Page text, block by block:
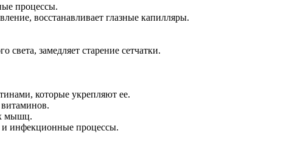
процессы.
восстанавливает глазные капилляры.
замедляет старение сетчатки.
которые укрепляют ее.
мышц.
и инфекционные процессы.